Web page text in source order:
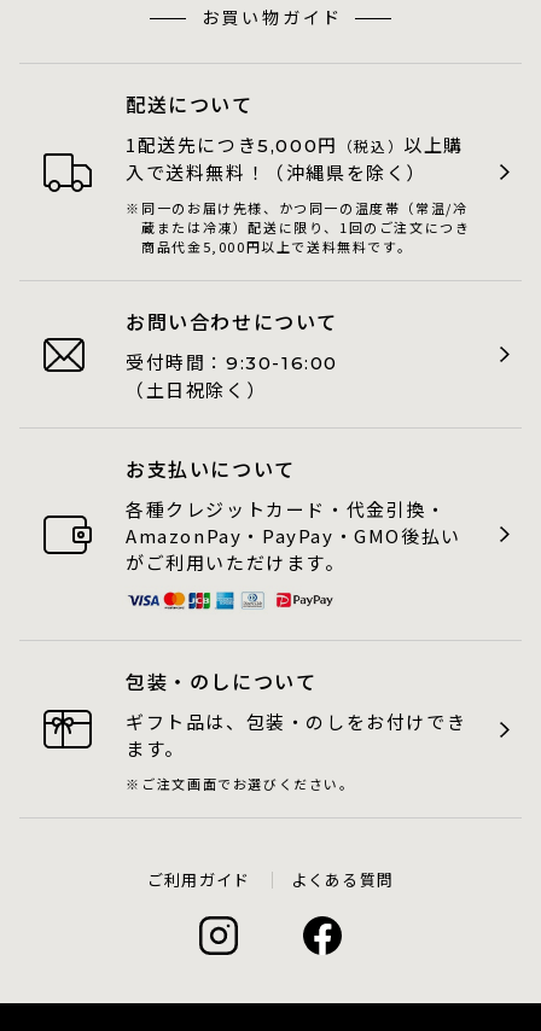
お買い物ガイド
配送について
1配送先につき5,000円 （税込） 以上購
入で送料無料！（沖縄県を除く）
同一のお届け先様、かつ同一の温度帯（常温/冷
蔵または冷凍）配送に限り、1回のご注文につき
商品代金5,000円以上で送料無料です。
お問い合わせについて
受付時間： 9:30-16:00
（土日祝除く）
お支払いについて
各種クレジットカード・代金引換・
AmazonPay・PayPay・GMO後払い
がご利用いただけます。
包装・のしについて
ギフト品は、包装・のしをお付けでき
ます。
ご注文画面でお選びください。
ご利用ガイド よくある質問